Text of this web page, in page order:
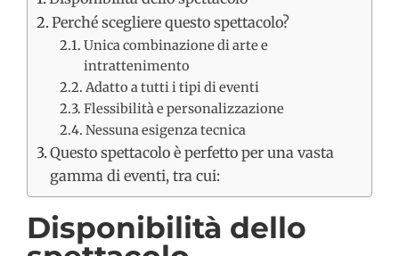
Perché scegliere questo spettacolo?
Unica combinazione di arte e
intrattenimento
Adatto a tutti i tipi di eventi
Flessibilità e personalizzazione
Nessuna esigenza tecnica
Questo spettacolo è perfetto per una vasta
gamma di eventi, tra cui:
Disponibilità dello